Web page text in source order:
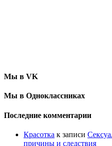
Мы в VK
Мы в Одноклассниках
Последние комментарии
Красотка к записи
причины и следствия